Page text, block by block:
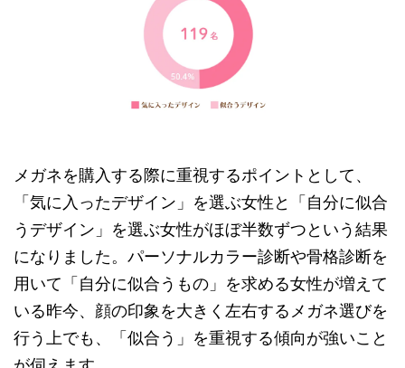
メガネを購入する際に重視するポイントとして、
「気に入ったデザイン」を選ぶ女性と「自分に似合
うデザイン」を選ぶ女性がほぼ半数ずつという結果
になりました。パーソナルカラー診断や骨格診断を
用いて「自分に似合うもの」を求める女性が増えて
いる昨今、顔の印象を大きく左右するメガネ選びを
行う上でも、「似合う」を重視する傾向が強いこと